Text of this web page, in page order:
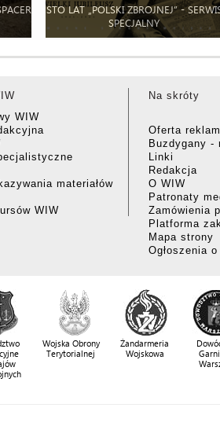
STO LAT „POLSKI ZBROJNEJ” -
SPECJALNY
WIW
materiałów
WIW
Na skróty
Oferta
Buzdygany -
Linki
Redakcja
O WIW
Patronaty
Zamówienia
Platforma
Mapa strony
Ogłoszenia
Wojska Obrony
Terytorialnej
Żandarmeria
Wojskowa